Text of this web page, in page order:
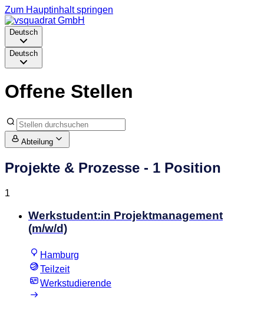
Zum Hauptinhalt springen
Deutsch
Deutsch
Offene Stellen
Abteilung
Projekte & Prozesse - 1 Position
1
Werkstudent:in Projektmanagement
(m/w/d)
Hamburg
Teilzeit
Werkstudierende